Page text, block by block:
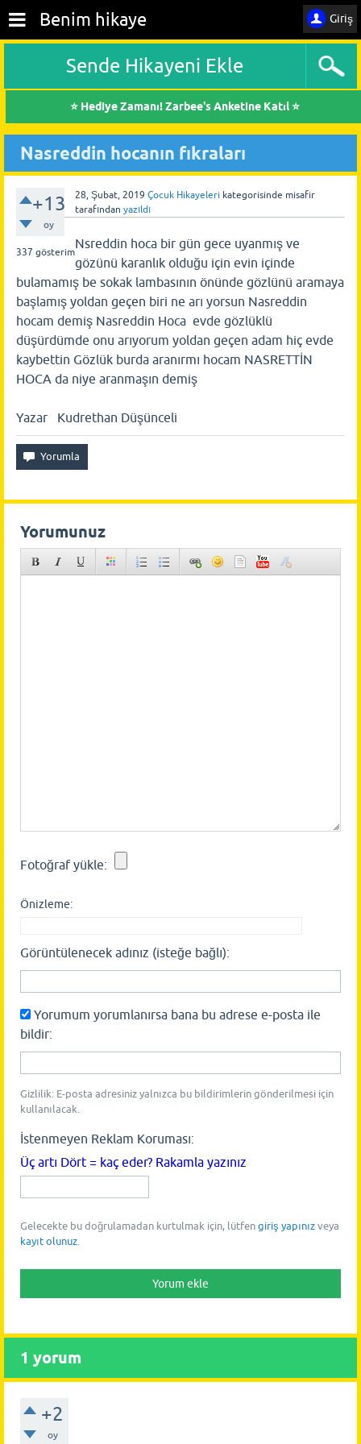
Giriş
Benim hikaye
Sende Hikayeni Ekle
⭐ Hediye Zamanı! Zarbee's Anketine Katıl ⭐
Nasreddin hocanın fıkraları
+13
oy
337 gösterim
28, Şubat, 2019 Çocuk Hikayeleri kategorisinde misafir
tarafından yazıldı
Nsreddin hoca bir gün gece uyanmış ve
gözünü karanlık olduğu için evin içinde
bulamamış be sokak lambasının önünde gözlünü aramaya
başlamış yoldan geçen biri ne arı yorsun Nasreddin
hocam demiş Nasreddin Hoca evde gözlüklü
düşürdümde onu arıyorum yoldan geçen adam hiç evde
kaybettin Gözlük burda aranırmı hocam NASRETTİN
HOCA da niye aranmaşın demiş
Yazar Kudrethan Düşünceli
Yorumunuz
Fotoğraf yükle:
Önizleme:
Görüntülenecek adınız (isteğe bağlı):
Yorumum yorumlanırsa bana bu adrese e-posta ile
bildir:
Gizlilik: E-posta adresiniz yalnızca bu bildirimlerin gönderilmesi için
kullanılacak.
İstenmeyen Reklam Koruması:
Üç artı Dört = kaç eder? Rakamla yazınız
Gelecekte bu doğrulamadan kurtulmak için, lütfen giriş yapınız veya
kayıt olunuz.
1 yorum
+2
oy